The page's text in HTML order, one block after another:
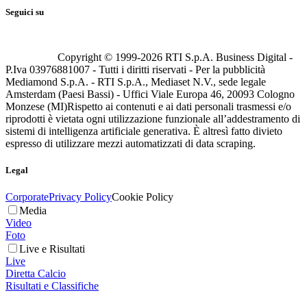
Seguici su
Copyright © 1999-2026 RTI S.p.A. Business Digital -
P.Iva 03976881007 - Tutti i diritti riservati - Per la pubblicità
Mediamond S.p.A. - RTI S.p.A., Mediaset N.V., sede legale
Amsterdam (Paesi Bassi) - Uffici Viale Europa 46, 20093 Cologno
Monzese (MI)Rispetto ai contenuti e ai dati personali trasmessi e/o
riprodotti è vietata ogni utilizzazione funzionale all’addestramento di
sistemi di intelligenza artificiale generativa. È altresì fatto divieto
espresso di utilizzare mezzi automatizzati di data scraping.
Legal
CorporatePrivacy PolicyCookie Policy
Media
Video
Foto
Live e Risultati
Live
Diretta Calcio
Risultati e Classifiche